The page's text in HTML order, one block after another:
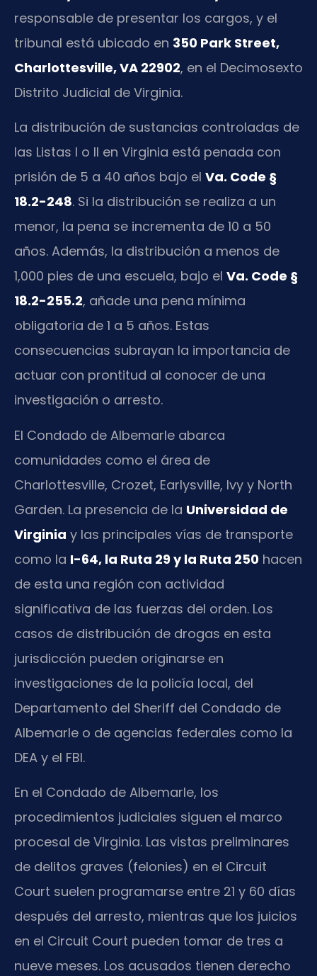
responsable de presentar los cargos, y el
tribunal está ubicado en 350 Park Street,
Charlottesville, VA 22902, en el Decimosexto
Distrito Judicial de Virginia.
La distribución de sustancias controladas de
las Listas I o II en Virginia está penada con
prisión de 5 a 40 años bajo el Va. Code §
18.2-248. Si la distribución se realiza a un
menor, la pena se incrementa de 10 a 50
años. Además, la distribución a menos de
1,000 pies de una escuela, bajo el Va. Code §
18.2-255.2, añade una pena mínima
obligatoria de 1 a 5 años. Estas
consecuencias subrayan la importancia de
actuar con prontitud al conocer de una
investigación o arresto.
El Condado de Albemarle abarca
comunidades como el área de
Charlottesville, Crozet, Earlysville, Ivy y North
Garden. La presencia de la Universidad de
Virginia y las principales vías de transporte
como la I-64, la Ruta 29 y la Ruta 250 hacen
de esta una región con actividad
significativa de las fuerzas del orden. Los
casos de distribución de drogas en esta
jurisdicción pueden originarse en
investigaciones de la policía local, del
Departamento del Sheriff del Condado de
Albemarle o de agencias federales como la
DEA y el FBI.
En el Condado de Albemarle, los
procedimientos judiciales siguen el marco
procesal de Virginia. Las vistas preliminares
de delitos graves (felonies) en el Circuit
Court suelen programarse entre 21 y 60 días
después del arresto, mientras que los juicios
en el Circuit Court pueden tomar de tres a
nueve meses. Los acusados tienen derecho